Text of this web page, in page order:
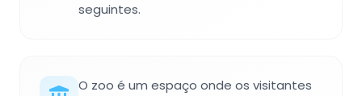
seguintes.
O zoo é um espaço onde os visitantes